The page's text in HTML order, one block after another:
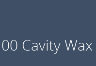
Cavity